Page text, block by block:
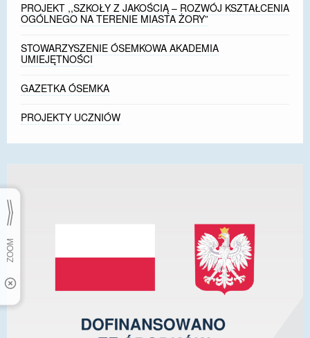
PROJEKT ,,SZKOŁY Z JAKOŚCIĄ – ROZWÓJ KSZTAŁCENIA
OGÓLNEGO NA TERENIE MIASTA ŻORY”
STOWARZYSZENIE ÓSEMKOWA AKADEMIA
UMIEJĘTNOŚCI
GAZETKA ÓSEMKA
PROJEKTY UCZNIÓW